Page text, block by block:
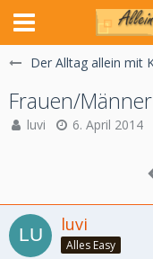
Der Alltag allein mit
Frauen/
luvi 6. April 2014
luvi
Alles Easy